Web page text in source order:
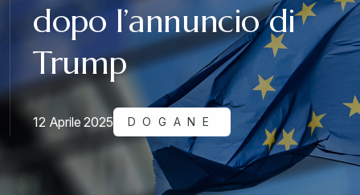
dopo l’annuncio di
Trump
12 Aprile 2025 DOGANE